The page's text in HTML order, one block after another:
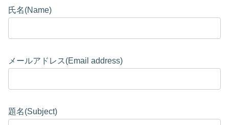
氏名(Name)
メールアドレス(Email address)
題名(Subject)